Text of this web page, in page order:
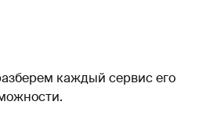
каждый сервис его